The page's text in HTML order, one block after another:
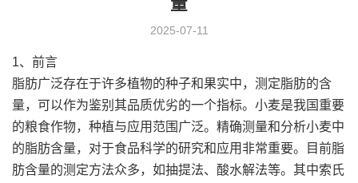
2025-07-11
1、前言
脂肪广泛存在于许多植物的种子和果实中，测定脂肪的含
量，可以作为鉴别其品质优劣的一个指标。小麦是我国重要
的粮食作物，种植与应用范围广泛。精确测量和分析小麦中
的脂肪含量，对于食品科学的研究和应用非常重要。目前脂
肪含量的测定方法众多，如抽提法、酸水解法等。其中索氏